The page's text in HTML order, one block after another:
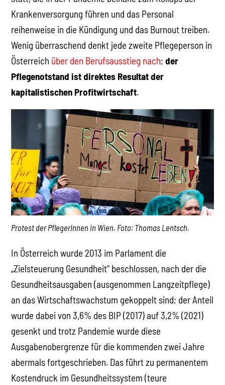
Krankenversorgung führen und das Personal
reihenweise in die Kündigung und das Burnout treiben.
Wenig überraschend denkt jede zweite Pflegeperson in
Österreich über den Berufsausstieg nach;der
Pflegenotstand ist direktes Resultat der
kapitalistischen Profitwirtschaft.
Protest der PflegerInnen in Wien. Foto: Thomas Lentsch.
In Österreich wurde 2013 im Parlament die
„Zielsteuerung Gesundheit“ beschlossen, nach der die
Gesundheitsausgaben (ausgenommen Langzeitpflege)
an das Wirtschaftswachstum gekoppelt sind; der Anteil
wurde dabei von 3,6% des BIP (2017) auf 3,2% (2021)
gesenkt und trotz Pandemie wurde diese
Ausgabenobergrenze für die kommenden zwei Jahre
abermals fortgeschrieben. Das führt zu permanentem
Kostendruck im Gesundheitssystem (teure